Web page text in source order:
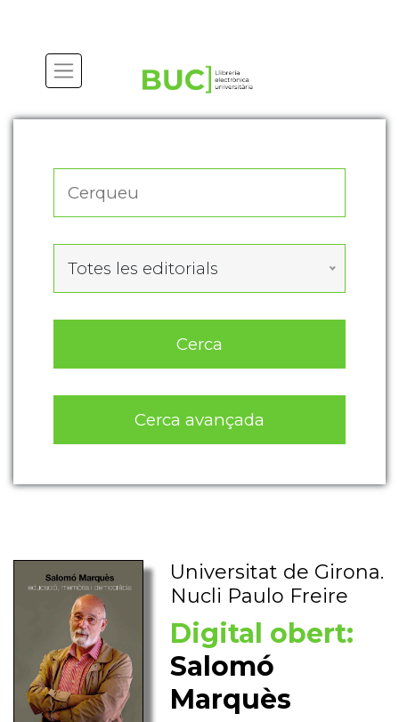
Totes les editorials
Cerca
Cerca avançada
Universitat de Girona.
Nucli Paulo Freire
Digital obert:
Salomó
Marquès